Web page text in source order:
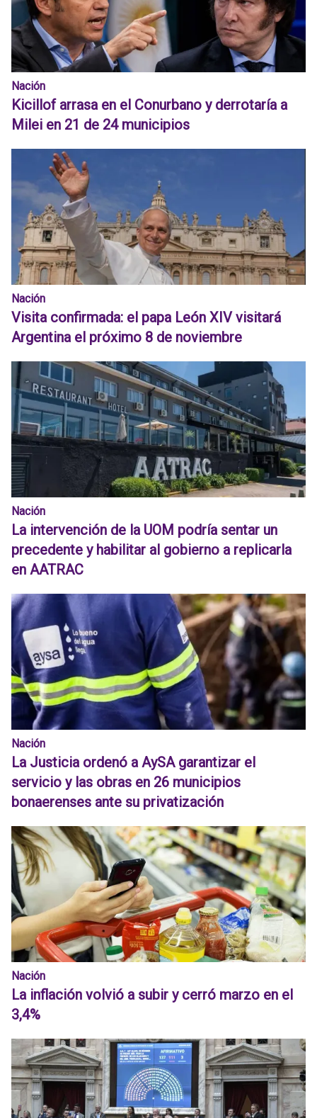
Nación
Kicillof arrasa en el Conurbano y derrotaría a
Milei en 21 de 24 municipios
Nación
Visita confirmada: el papa León XIV visitará
Argentina el próximo 8 de noviembre
Nación
La intervención de la UOM podría sentar un
precedente y habilitar al gobierno a replicarla
en AATRAC
Nación
La Justicia ordenó a AySA garantizar el
servicio y las obras en 26 municipios
bonaerenses ante su privatización
Nación
La inflación volvió a subir y cerró marzo en el
3,4%